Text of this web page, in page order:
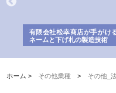
有限会社松幸商店が手がけ
ネームと下げ札の製造技術
ホーム > その他業種 > その他_